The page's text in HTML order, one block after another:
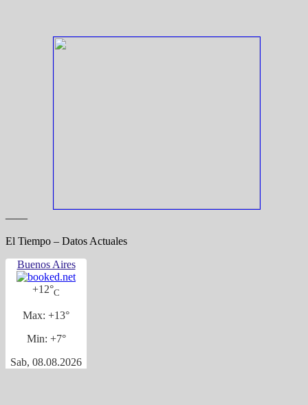
——
El Tiempo – Datos Actuales
Buenos Aires
+12°C
Max: +13°
Min: +7°
Sab, 08.08.2026